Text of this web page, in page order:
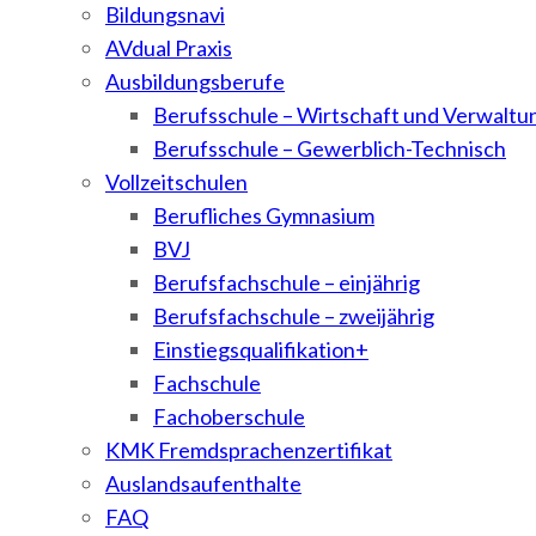
Bildungsnavi
AVdual Praxis
Ausbildungsberufe
Berufsschule – Wirtschaft und
Berufsschule – Gewerblich-Technisch
Vollzeitschulen
Berufliches Gymnasium
BVJ
Berufsfachschule – einjährig
Berufsfachschule – zweijährig
Einstiegsqualifikation+
Fachschule
Fachoberschule
KMK Fremdsprachenzertifikat
Auslandsaufenthalte
FAQ